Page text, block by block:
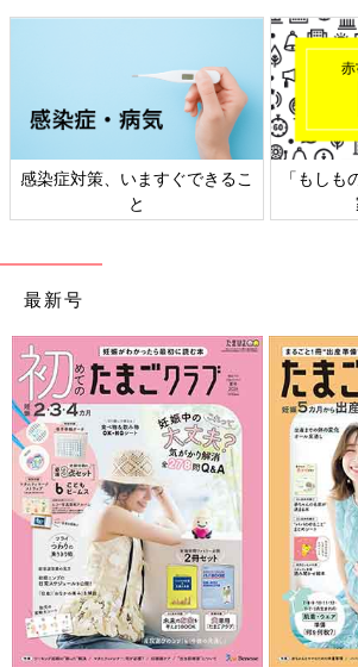
アンケートによると、「ワンピース」派が
タイルが好まれていることがわかります。
41.1％、スカートも31.4％の回答があり、
のを変えていた人も多そうです。ちなみに
「おなかがきゅうくつにならないゴムのズ
また、「おなかエコーか経膣エコーかによっ
わる」「正確に体重変化がわかるように毎
いう先輩ママたちの声も多かったので、体
【エコーに対応できるように】
エコー箇所によってワンピースのほうがよか
のほうがよかったりありますよね。私はど
うに、膝より少し上のワンピにデニムレギン
【一時的とはいえパンツ丸出しに…】
経膣エコーだと脱ぐのがラクなのでマキシ
ら、おなかのエコーに。ワンピースの下は
になった妊婦デカパンツ１枚。なんでレギン
んだろう…と後悔の嵐でした。
【着衣で体重が変わってしまう】
寒かったので着込んでいったら体重オーバ
生に軽く注意されました。家で測ったとき
ったので、心の中で「服のせいなんだけど
感染症対策、いますぐできるこ
と
「もしも
最新号